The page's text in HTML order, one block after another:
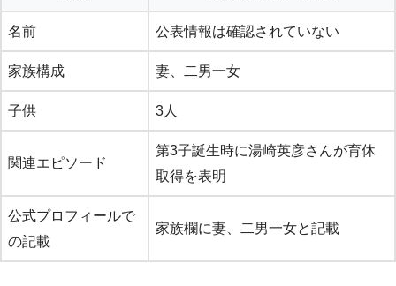
名前 公表情報は確認されていない
家族構成 妻、二男一女
子供 3人
関連エピソード
第3子誕生時に湯崎英彦さんが育休
取得を表明
公式プロフィールで
の記載
家族欄に妻、二男一女と記載